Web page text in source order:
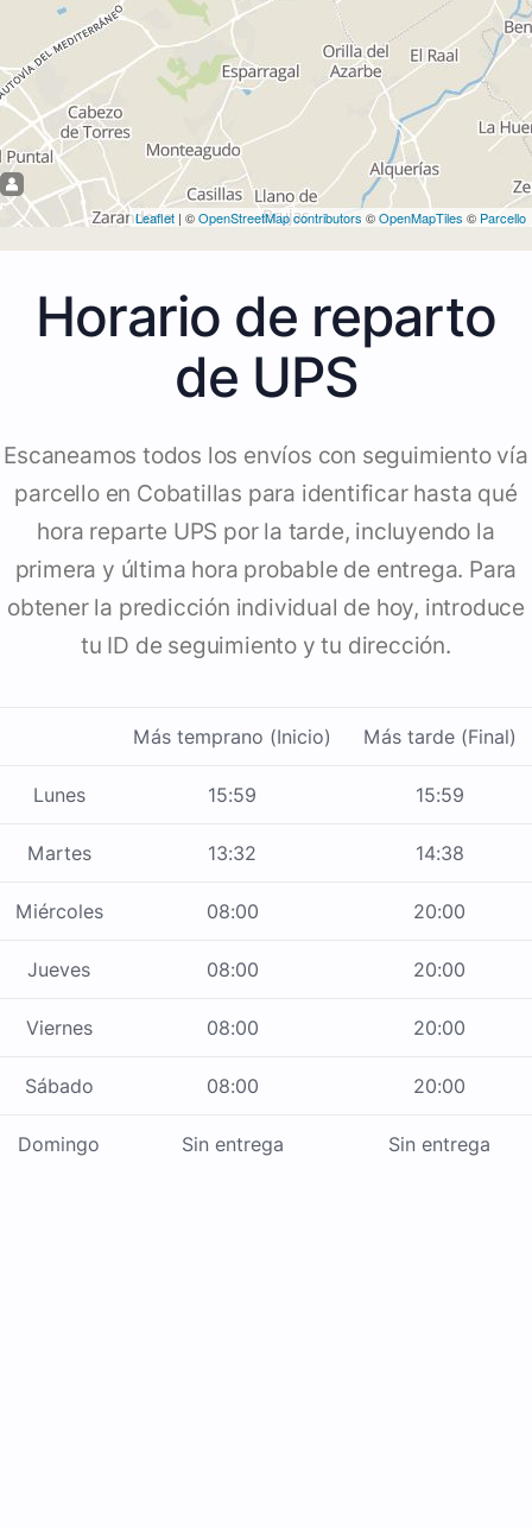
Leaflet | ©OpenStreetMap contributors ©OpenMapTiles © Parcello
Horario de reparto
de UPS
Escaneamos todos los envíos con seguimiento vía
parcello en Cobatillas para identificar hasta qué
hora reparte UPS por la tarde, incluyendo la
primera y última hora probable de entrega. Para
obtener la predicción individual de hoy, introduce
tu ID de seguimiento y tu dirección.
Más temprano (Inicio) Más tarde (Final)
Lunes 15:59 15:59
Martes 13:32 14:38
Miércoles 08:00 20:00
Jueves 08:00 20:00
Viernes 08:00 20:00
Sábado 08:00 20:00
Domingo Sin entrega Sin entrega